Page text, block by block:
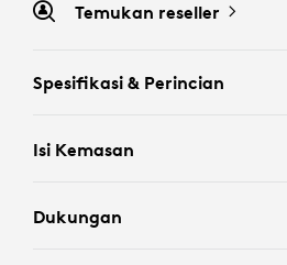
Temukan reseller
Spesifikasi & Perincian
Isi Kemasan
Dukungan